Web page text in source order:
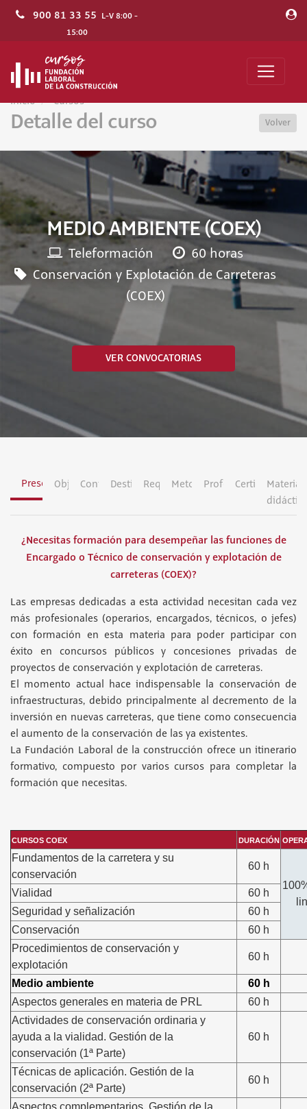
900 81 33 55 L-V 8:00 -
15:00
Inicio Cursos
Detalle del curso Volver
MEDIO AMBIENTE (COEX)
Teleformación
60 horas
Conservación y Explotación de Carreteras
(COEX)
VER CONVOCATORIAS
Presentación
ObjetivosContenidosDestinatariosRequisitosMetodologíaProfesoradoCertificación
Material
¿Necesitas formación para desempeñar las funciones de
Encargado o Técnico de conservación y explotación de
carreteras (COEX)?
Las empresas dedicadas a esta actividad necesitan cada vez
más profesionales (operarios, encargados, técnicos, o jefes)
con formación en esta materia para poder participar con
éxito en concursos públicos y concesiones privadas de
proyectos de conservación y explotación de carreteras.
El momento actual hace indispensable la conservación de
infraestructuras, debido principalmente al decremento de la
inversión en nuevas carreteras, que tiene como consecuencia
el aumento de la conservación de las ya existentes.
La Fundación Laboral de la construcción ofrece un itinerario
formativo, compuesto por varios cursos para completar la
formación que necesitas.
CURSOS COEX DURACIÓN
Fundamentos de la carretera y su
conservación
60 h
Vialidad
60 h
Seguridad y señalización
60 h
Conservación
60 h
Procedimientos de conservación y
explotación
60 h
Medio ambiente
60 h
Aspectos generales en materia de PRL
60 h
Actividades de conservación ordinaria y
ayuda a la vialidad. Gestión de la
conservación (1ª Parte)
60 h
Técnicas de aplicación. Gestión de la
conservación (2ª Parte)
60 h
Aspectos complementarios. Gestión de la